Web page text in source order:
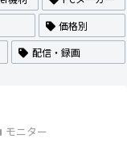
価格別
配信・録画
モニター